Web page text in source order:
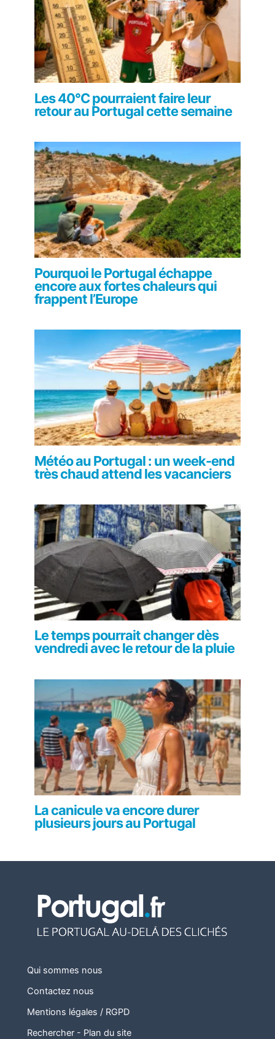
Les 40°C pourraient faire leur
retour au Portugal cette semaine
Pourquoi le Portugal échappe
encore aux fortes chaleurs qui
frappent l’Europe
Météo au Portugal : un week-end
très chaud attend les vacanciers
Le temps pourrait changer dès
vendredi avec le retour de la pluie
La canicule va encore durer
plusieurs jours au Portugal
Qui sommes nous
Contactez nous
Mentions légales / RGPD
Rechercher- Plan du site